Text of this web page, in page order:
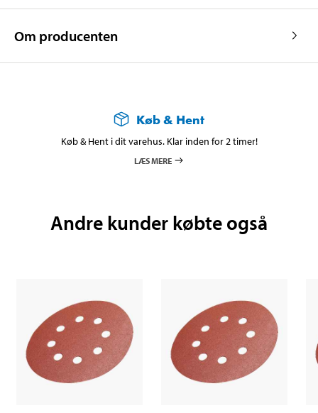
Om producenten
Køb & Hent
Køb & Hent i dit varehus. Klar inden for 2 timer!
LÆS MERE
Andre kunder købte også